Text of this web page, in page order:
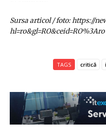
Sursa articol / foto: https://
hl=ro&gl=RO&ceid=RO%3Aro
TAGS critică